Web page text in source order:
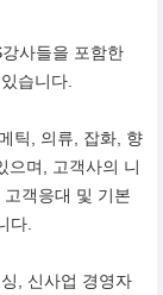
사들을 포함한
습니다.
틱, 의류, 잡화, 향
으며, 고객사의 니
객응대 및 기본
다.
, 신사업 경영자